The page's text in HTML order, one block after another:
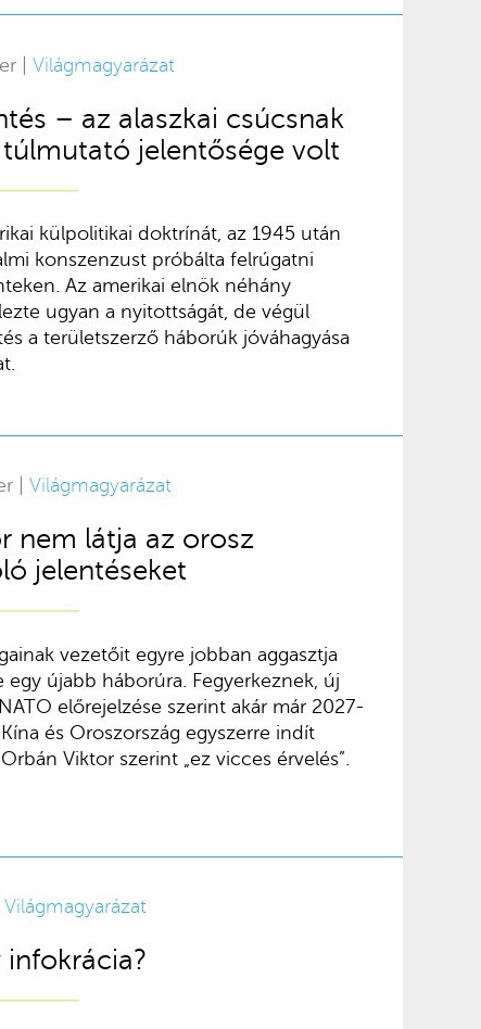
| Világmagyarázat
– az alaszkai csúcsnak
jelentősége volt
külpolitikai doktrínát, az 1945 után
konszenzust próbálta felrúgatni
Az amerikai elnök néhány
ugyan a nyitottságát, de végül
a területszerző háborúk jóváhagyása
| Világmagyarázat
nem látja az orosz
jelentéseket
vezetőit egyre jobban aggasztja
egy újabb háborúra. Fegyerkeznek, új
előrejelzése szerint akár már 2027-
és Oroszország egyszerre indít
Viktor szerint „ez vicces érvelés”.
Világmagyarázat
infokrácia?